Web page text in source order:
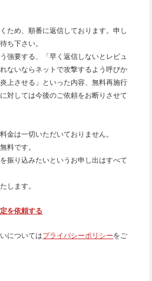
ため、順番に返信しております。申し
ち下さい。
強要する、「早く返信しないとレビュ
ないならネットで攻撃するよう呼びか
上させる」といった内容、無料再施行
対しては今後のご依頼をお断りさせて
金は一切いただいておりません。
料です。
振り込みたいというお申し出はすべて
します。
を依頼する
についてはプライバシーポリシーをご